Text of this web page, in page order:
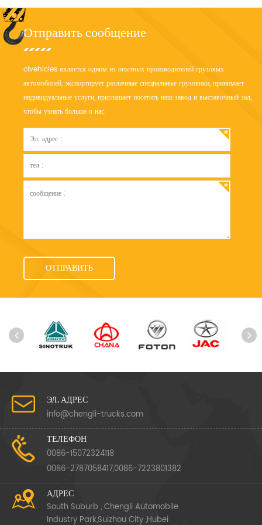
Отправить сообщение
clvehicles является одним из опытных производителей грузовых
автомобилей, экспортирует различные специальные грузовики, принимает
индивидуальные услуги, приглашает посетить наш завод и выставочный зал,
чтобы узнать больше о нас.
ЭЛ. АДРЕС
info@chengli-trucks.com
ТЕЛЕФОН
0086-15072324118
0086-2787058417,0086-7223801382
АДРЕС
South Suburb , Chengli Automobile
Industry Park,Suizhou City ,Hubei